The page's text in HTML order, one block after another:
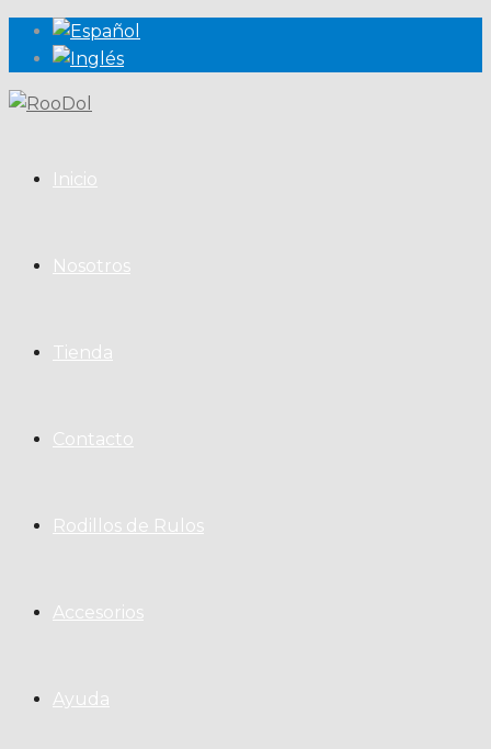
Inicio
Nosotros
Tienda
Contacto
Rodillos de Rulos
Accesorios
Ayuda